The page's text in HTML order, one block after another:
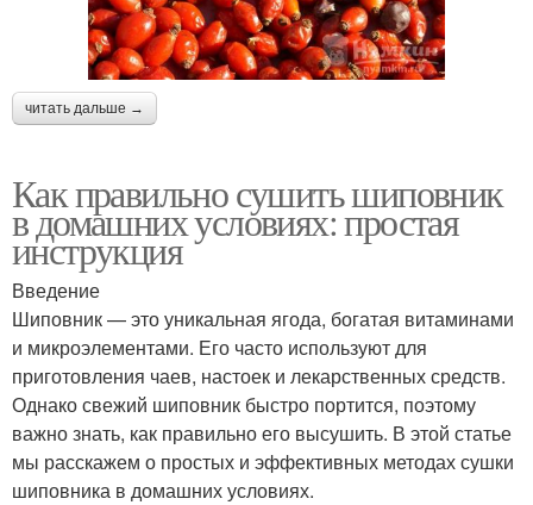
читать дальше →
Как правильно сушить шиповник
в домашних условиях: простая
инструкция
Введение
Шиповник — это уникальная ягода, богатая витаминами
и микроэлементами. Его часто используют для
приготовления чаев, настоек и лекарственных средств.
Однако свежий шиповник быстро портится, поэтому
важно знать, как правильно его высушить. В этой статье
мы расскажем о простых и эффективных методах сушки
шиповника в домашних условиях.